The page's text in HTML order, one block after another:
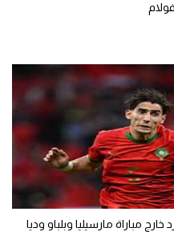
مباراة مارسيليا وبلباو وديا